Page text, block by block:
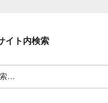
イト内検索